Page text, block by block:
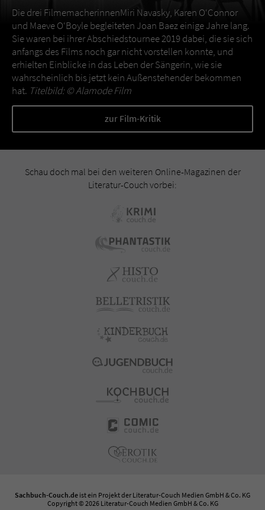
Die drei FilmemacherinnenMiri Navasky, Karen O‘Connor
und Maeve O‘Boyle begleiteten Joan Baez einige Jahre lang.
Sie waren bei ihrer Abschiedstournee 2019 dabei, die sie sich
anfangs des Films noch gar nicht vorstellen konnte, und
erhielten Einblicke in das Leben der Sängerin, wie sie
wahrscheinlich bis jetzt kein Außenstehender bekommen
hat. Titelbild: ©Alamode Film
zur Film-Kritik
Schau doch mal bei den weiteren Online-Magazinen der
Literatur-Couch vorbei:
Sachbuch-Couch.de ist ein Projekt der Literatur-Couch Medien GmbH & Co. KG
Copyright © 2026 Literatur-Couch Medien GmbH & Co. KG